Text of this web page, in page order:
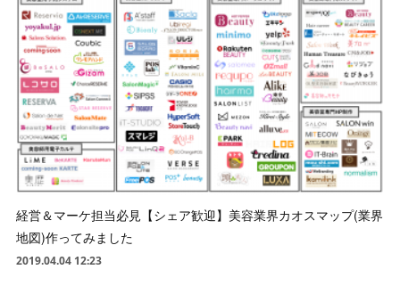
経営＆マーケ担当必見【シェア歓迎】美容業界カオスマップ(業界
地図)作ってみました
2019.04.04 12:23